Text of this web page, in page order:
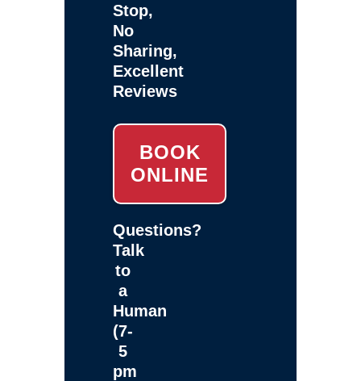
Stop,
No
Sharing,
Excellent
Reviews
BOOK
ONLINE
Questions?
Talk
to
a
Human
(7-
5
pm